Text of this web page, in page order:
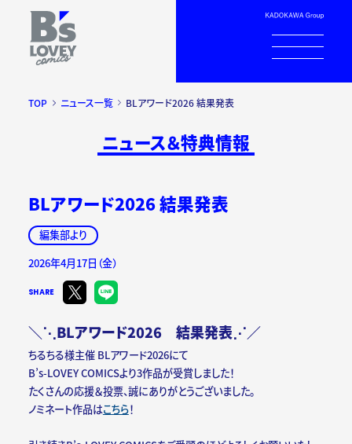
TOP ニュース一覧 BLアワード2026 結果発表
ニュース＆特典情報
BLアワード2026 結果発表
編集部より
2026年4月17日（金）
SHARE
＼⋱BLアワード2026 結果発表⋰／
ちるちる様主催 BLアワード2026にて
B’s-LOVEY COMICSより3作品が受賞しました！
たくさんの応援＆投票、誠にありがとうございました。
ノミネート作品はこちら！